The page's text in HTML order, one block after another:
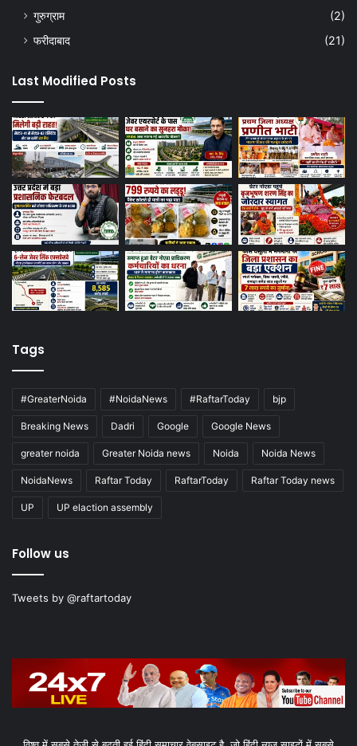
गुरुग्राम
(2)
फरीदाबाद
(21)
Last Modified Posts
Tags
#GreaterNoida #NoidaNews #RaftarToday bjp
Breaking News Dadri Google Google News
greater noida Greater Noida news Noida Noida News
NoidaNews Raftar Today RaftarToday Raftar Today news
UP UP elaction assembly
Follow us
Tweets by @raftartoday